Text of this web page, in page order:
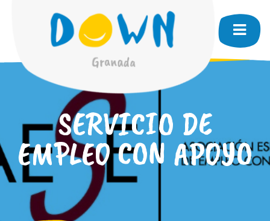
SERVICIO DE
EMPLEO CON APOYO